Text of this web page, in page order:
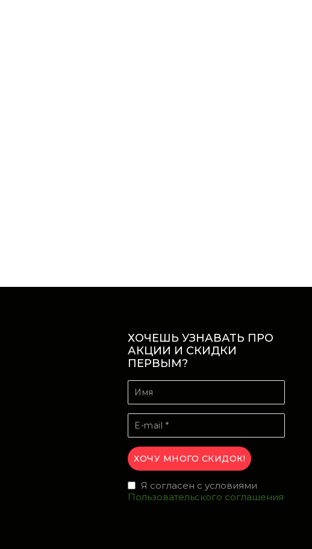
ХОЧЕШЬ УЗНАВАТЬ ПРО
АКЦИИ И СКИДКИ
ПЕРВЫМ?
Я согласен с условиями
Пользовательского соглашения